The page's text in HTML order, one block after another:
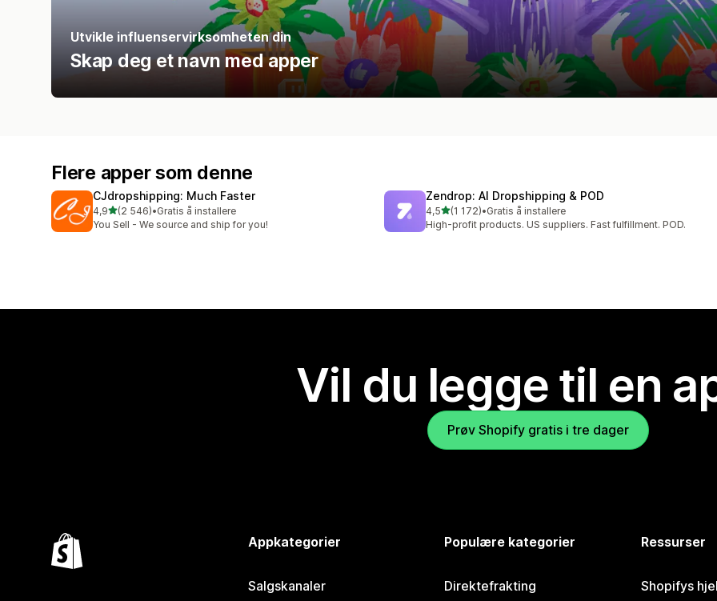
Utvikle influenservirksomheten din
Skap deg et navn med apper
Flere apper som denne
CJdropshipping: Much Faster
4,9av 5 stjerner
(2 546)
Totalt 2546 omtaler
•Gratis å installere
You Sell - We source and ship for you!
Zendrop: AI Dropshipping & POD
4,5av 5 stjerner
(1 172)
Totalt 1172 omtaler
•Gratis å installere
High-profit products. US suppliers. Fast fulfillment. POD.
Vil du legge til en
Prøv Shopify gratis i tre dager
Appkategorier
Salgskanaler
Populære kategorier
Direktefrakting
Ressurser
Shopifys